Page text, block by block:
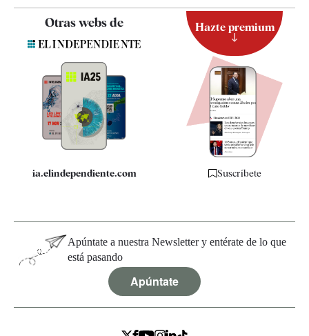
Contacto
Quiénes somos
Especificaciones
Otras webs de
ia.elindependiente.com
Hazte premium
Suscríbete
Apúntate a nuestra Newsletter y entérate de lo que
está pasando
Apúntate